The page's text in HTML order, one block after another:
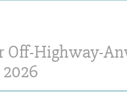
Off-Highway-